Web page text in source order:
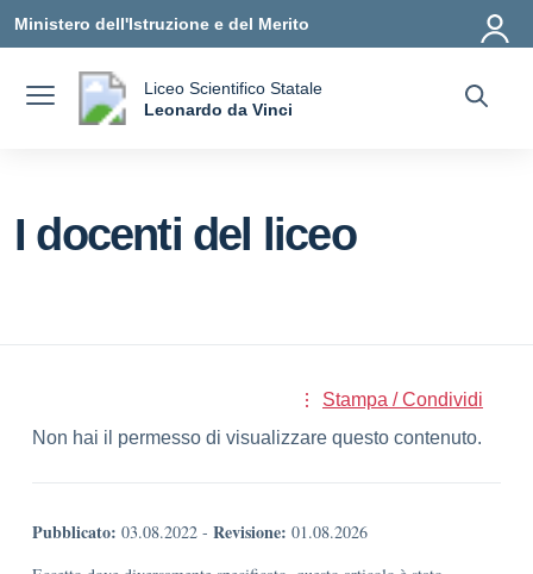
Ministero dell'Istruzione e del Merito
Liceo Scientifico Statale
Leonardo da Vinci
I docenti del liceo
Stampa / Condividi
Non hai il permesso di visualizzare questo contenuto.
Pubblicato: 03.08.2022 - Revisione: 01.08.2026